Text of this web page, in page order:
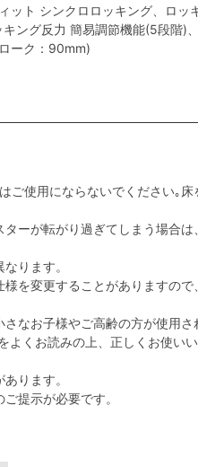
ット シンクロロッキング、ロッ
ング反力 簡易調節機能(5段階)
ーク：90mm)
ご使用にならないでください｡床
ーが転がり過ぎてしまう場合は
ります。
を変更することがありますので
なお子様やご高齢の方が使用さ
よくお読みの上、正しくお使い
ります。
提示が必要です。